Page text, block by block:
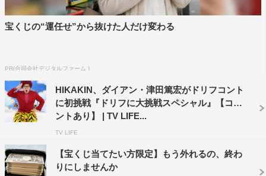
宝くじの“運任せ”から抜けた人だけ変わる
PR(合同会社デジタルファーム )
HIKAKIN、ダイアン・津田篤宏がドリフコント
に初挑戦『ドリフに大挑戦スペシャル』【コメ
ントあり】 | TV LIFE...
TV LIFE
【宝くじ当てたい方限定】もう外れるの、終わ
りにしませんか